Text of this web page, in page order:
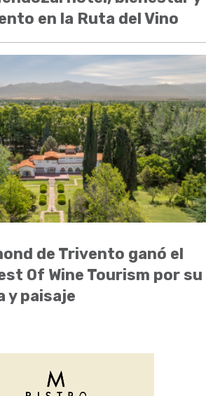
en la Ruta del Vino
de Trivento ganó el
Of Wine Tourism por su
y paisaje